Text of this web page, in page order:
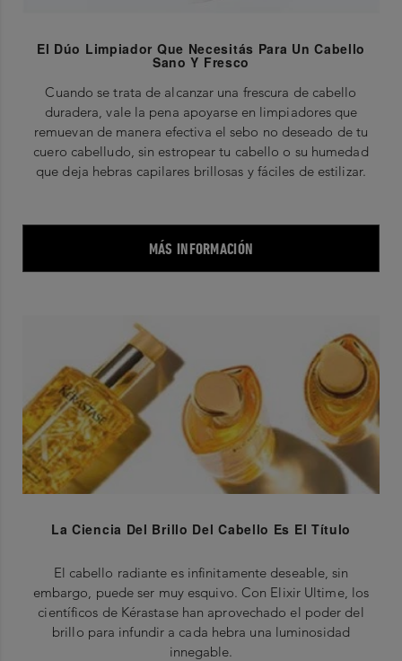
El Dúo Limpiador Que Necesitás Para Un Cabello
Sano Y Fresco
Cuando se trata de alcanzar una frescura de cabello
duradera, vale la pena apoyarse en limpiadores que
remuevan de manera efectiva el sebo no deseado de tu
cuero cabelludo, sin estropear tu cabello o su humedad
que deja hebras capilares brillosas y fáciles de estilizar.
MÁS INFORMACIÓN
La Ciencia Del Brillo Del Cabello Es El Título
El cabello radiante es infinitamente deseable, sin
embargo, puede ser muy esquivo. Con Elixir Ultime, los
científicos de Kérastase han aprovechado el poder del
brillo para infundir a cada hebra una luminosidad
innegable.